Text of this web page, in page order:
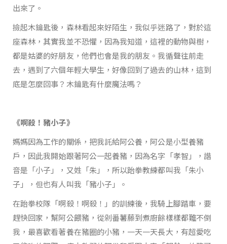
出來了。
撿起木鑰匙後，森林看起來好陌生，我似乎迷路了，對於這
座森林，其實我並不恐懼，因為我知道，這裡的動物與樹，
都是姑婆的好朋友，他們也會是我的朋友。我循聲往前走
去，遇到了六個年輕大學生，好像回到了過去的山林，這到
底是怎麼回事？木鑰匙有什麼魔法嗎？
《啊殺！豬小子》
媽媽因為工作的關係，把我託給阿公養，阿公是小型養豬
戶，因此我開始跟著阿公一起養豬，因為名字「孝智」，諧
音是「小子」，又姓「朱」，所以跆拳教練都叫我「朱小
子」，但也有人叫我「豬小子」。
在跆拳校隊「啊殺！啊殺！」的訓練後，我騎上腳踏車，要
趕快回家，幫阿公餵豬，從剁番薯藤到煮廚餘樣樣都難不倒
我，最喜歡看著養在豬圈的小豬，一天一天長大，有超愛吃